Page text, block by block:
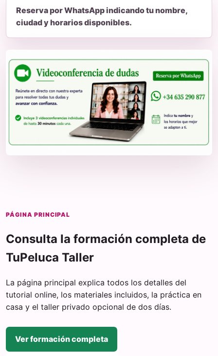
Reserva por WhatsApp indicando tu nombre,
ciudad y horarios disponibles.
PÁGINA PRINCIPAL
Consulta la formación completa de
TuPeluca Taller
La página principal explica todos los detalles del
tutorial online, los materiales incluidos, la práctica en
casa y el taller privado opcional de dos días.
Ver formación completa